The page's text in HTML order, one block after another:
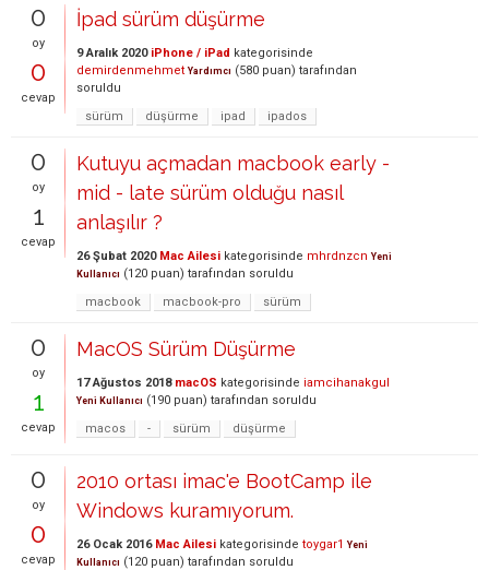
0
oy
0
cevap
İpad sürüm düşürme
9 Aralık 2020 iPhone / iPad kategorisinde
demirdenmehmet Yardımcı (580 puan) tarafından
soruldu
sürüm
düşürme ipad ipados
0
oy
1
cevap
Kutuyu açmadan macbook early -
mid - late sürüm olduğu nasıl
anlaşılır ?
26 Şubat 2020 Mac Ailesi kategorisinde mhrdnzcn Yeni
Kullanıcı (120 puan) tarafından soruldu
macbook
macbook-pro sürüm
0
oy
1
cevap
MacOS Sürüm Düşürme
17 Ağustos 2018 macOS kategorisinde iamcihanakgul
Yeni Kullanıcı (190 puan) tarafından soruldu
macos
- sürüm düşürme
0
oy
0
cevap
2010 ortası imac'e BootCamp ile
Windows kuramıyorum.
26 Ocak 2016 Mac Ailesi kategorisinde toygar1 Yeni
Kullanıcı (120 puan) tarafından soruldu